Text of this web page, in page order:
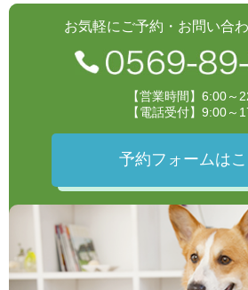
お気軽にご予約・お問い合
【営業時間】6:00～
【電話受付】9:00～
予約フォームは